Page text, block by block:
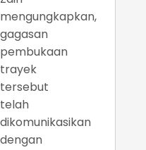
mengungkapkan,
gagasan
pembukaan
trayek
tersebut
telah
dikomunikasikan
dengan